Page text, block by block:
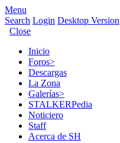
Menu
Search Login Desktop Version
Close
Inicio
Foros>
Descargas
La Zona
Galerías>
STALKERPedia
Noticiero
Staff
Acerca de SH